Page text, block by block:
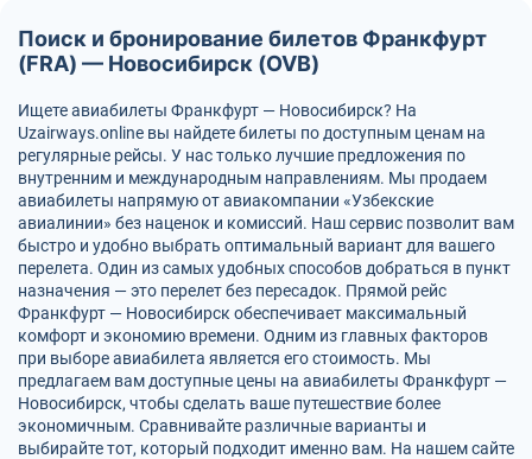
Поиск и бронирование билетов Франкфурт
(FRA) — Новосибирск (OVB)
Ищете авиабилеты Франкфурт — Новосибирск? На
Uzairways.online вы найдете билеты по доступным ценам на
регулярные рейсы. У нас только лучшие предложения по
внутренним и международным направлениям. Мы продаем
авиабилеты напрямую от авиакомпании «Узбекские
авиалинии» без наценок и комиссий. Наш сервис позволит вам
быстро и удобно выбрать оптимальный вариант для вашего
перелета. Один из самых удобных способов добраться в пункт
назначения — это перелет без пересадок. Прямой рейс
Франкфурт — Новосибирск обеспечивает максимальный
комфорт и экономию времени. Одним из главных факторов
при выборе авиабилета является его стоимость. Мы
предлагаем вам доступные цены на авиабилеты Франкфурт —
Новосибирск, чтобы сделать ваше путешествие более
экономичным. Сравнивайте различные варианты и
выбирайте тот, который подходит именно вам. На нашем сайте